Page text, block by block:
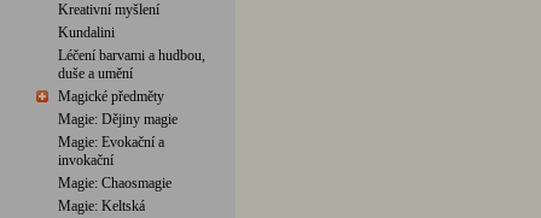
Kreativní myšlení
Kundalini
Léčení barvami a hudbou,
duše a umění
Magické předměty
Magie: Dějiny magie
Magie: Evokační a
invokační
Magie: Chaosmagie
Magie: Keltská